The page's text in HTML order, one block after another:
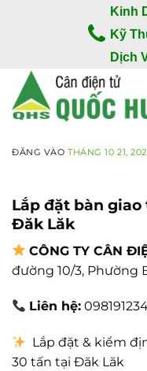
dung
Kinh
Kỹ
Dịch
ĐĂNG VÀOTHÁNG 10 21,
Lắp đặt bàn
Đăk Lăk
CÔNG TY CÂN
đường 10/3, Phường
Liên hệ:
Lắp đặt & kiểm
30 tấn tại Đăk Lăk